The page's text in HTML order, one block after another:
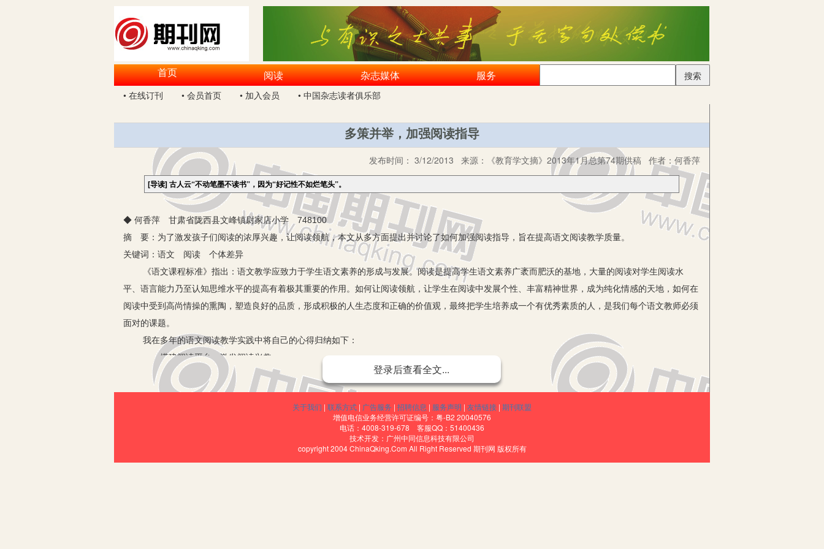
首页 阅读 杂志媒体 服务
搜索
• 在线订刊
• 会员首页 • 加入会员 • 中国杂志读者俱乐部
多策并举，加强阅读指导
发布时间： 3/12/2013 来源： 《教育学文摘》2013年1月总第74期供稿 作者： 何香萍
[导读]古人云“不动笔墨不读书”，因为“好记性不如烂笔头”。
◆ 何香萍 甘肃省陇西县文峰镇尉家店小学 748100
摘 要：为了激发孩子们阅读的浓厚兴趣，让阅读领航，本文从多方面提出并讨论了如何加强阅读指导，旨在提高语文阅读教学质量。
关键词：语文 阅读 个体差异
《语文课程标准》指出：语文教学应致力于学生语文素养的形成与发展。阅读是提高学生语文素养广袤而肥沃的基地，大量的阅读对学生阅读水
平、语言能力乃至认知思维水平的提高有着极其重要的作用。如何让阅读领航，让学生在阅读中发展个性、丰富精神世界，成为纯化情感的天地，如何在
阅读中受到高尚情操的熏陶，塑造良好的品质，形成积极的人生态度和正确的价值观，最终把学生培养成一个有优秀素质的人，是我们每个语文教师必须
面对的课题。
我在多年的语文阅读教学实践中将自己的心得归纳如下：
一、搭建阅读平台，激发阅读兴趣
爱因斯坦说过：“兴趣和爱好是获取知识的动力。”要提高孩子们的阅读能力，用兴趣这把钥匙去开启他们的心扉，教师就要积极引导学生广泛阅读、
快乐阅读、自觉阅读，在阅读中寻找快乐、发现乐趣、吸收精华，同时，与作者对话，与作品的灵魂碰撞，使学生在碰撞中得以升华。
学习“三分课内，七分课外”，教师在教授课内知识的同还应积极地为孩子们创设一个广泛阅读的平台，让孩子们不仅知其然，还知其所以然。可依课
本内容推荐相关的文章让学生在课外阅读，在时间上由课堂到课外，在空间上由学校拓展到家庭，让他们于兴味盎然、意犹未尽之时，帮他们开启一扇
登录后查看全文...
关于我们 | 联系方式 | 广告服务 | 招聘信息 | 服务声明 | 友情链接 | 期刊联盟
增值电信业务经营许可证编号：粤-B2 20040576
电话：4008-319-678 客服QQ：51400436
技术开发：广州中同信息科技有限公司
copyright 2004 ChinaQking.Com All Right Reserved 期刊网 版权所有